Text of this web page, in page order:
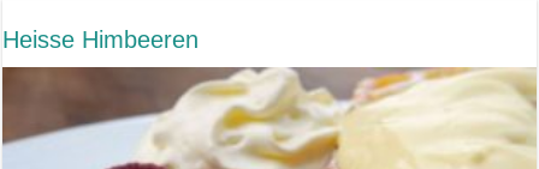
Heisse Himbeeren